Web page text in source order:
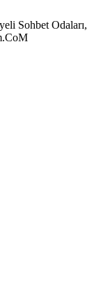
Sohbet Odaları,